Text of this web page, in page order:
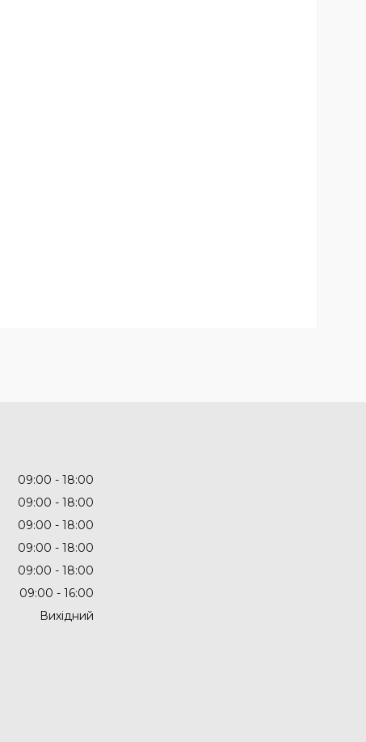
09:00
18:00
09:00
18:00
09:00
18:00
09:00
18:00
09:00
18:00
09:00
16:00
Вихідний